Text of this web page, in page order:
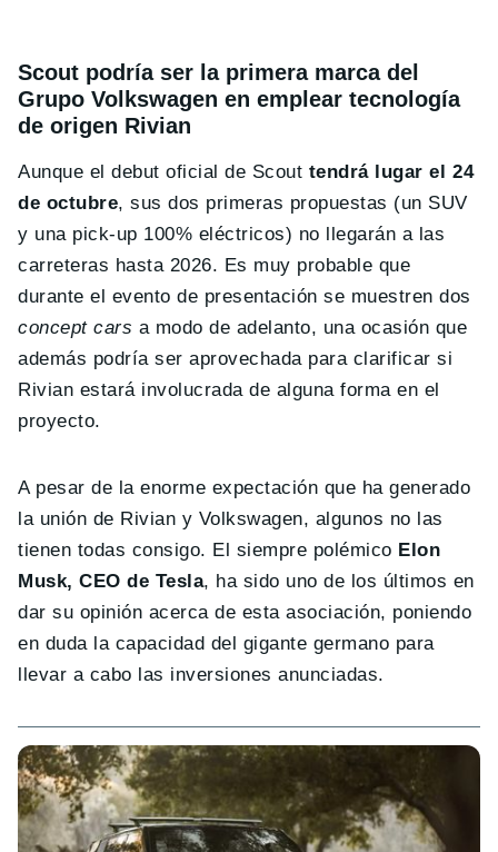
Scout podría ser la primera marca del
Grupo Volkswagen en emplear tecnología
de origen Rivian
Aunque el debut oficial de Scout tendrá lugar el 24
de octubre, sus dos primeras propuestas (un SUV
y una pick-up 100% eléctricos) no llegarán a las
carreteras hasta 2026. Es muy probable que
durante el evento de presentación se muestren dos
concept cars a modo de adelanto, una ocasión que
además podría ser aprovechada para clarificar si
Rivian estará involucrada de alguna forma en el
proyecto.
A pesar de la enorme expectación que ha generado
la unión de Rivian y Volkswagen, algunos no las
tienen todas consigo. El siempre polémico Elon
Musk, CEO de Tesla, ha sido uno de los últimos en
dar su opinión acerca de esta asociación, poniendo
en duda la capacidad del gigante germano para
llevar a cabo las inversiones anunciadas.